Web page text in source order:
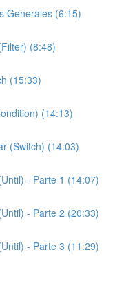
Generales (6:15)
(8:48)
(15:33)
(14:13)
(Switch) (14:03)
- Parte 1 (14:07)
- Parte 2 (20:33)
- Parte 3 (11:29)